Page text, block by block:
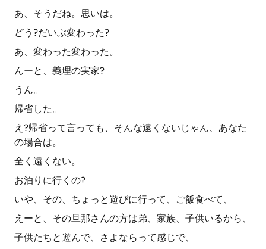
あ、そうだね。思いは。
どう?だいぶ変わった?
あ、変わった変わった。
んーと、義理の実家?
うん。
帰省した。
え?帰省って言っても、そんな遠くないじゃん、あなた
の場合は。
全く遠くない。
お泊りに行くの?
いや、その、ちょっと遊びに行って、ご飯食べて、
えーと、その旦那さんの方は弟、家族、子供いるから、
子供たちと遊んで、さよならって感じで、